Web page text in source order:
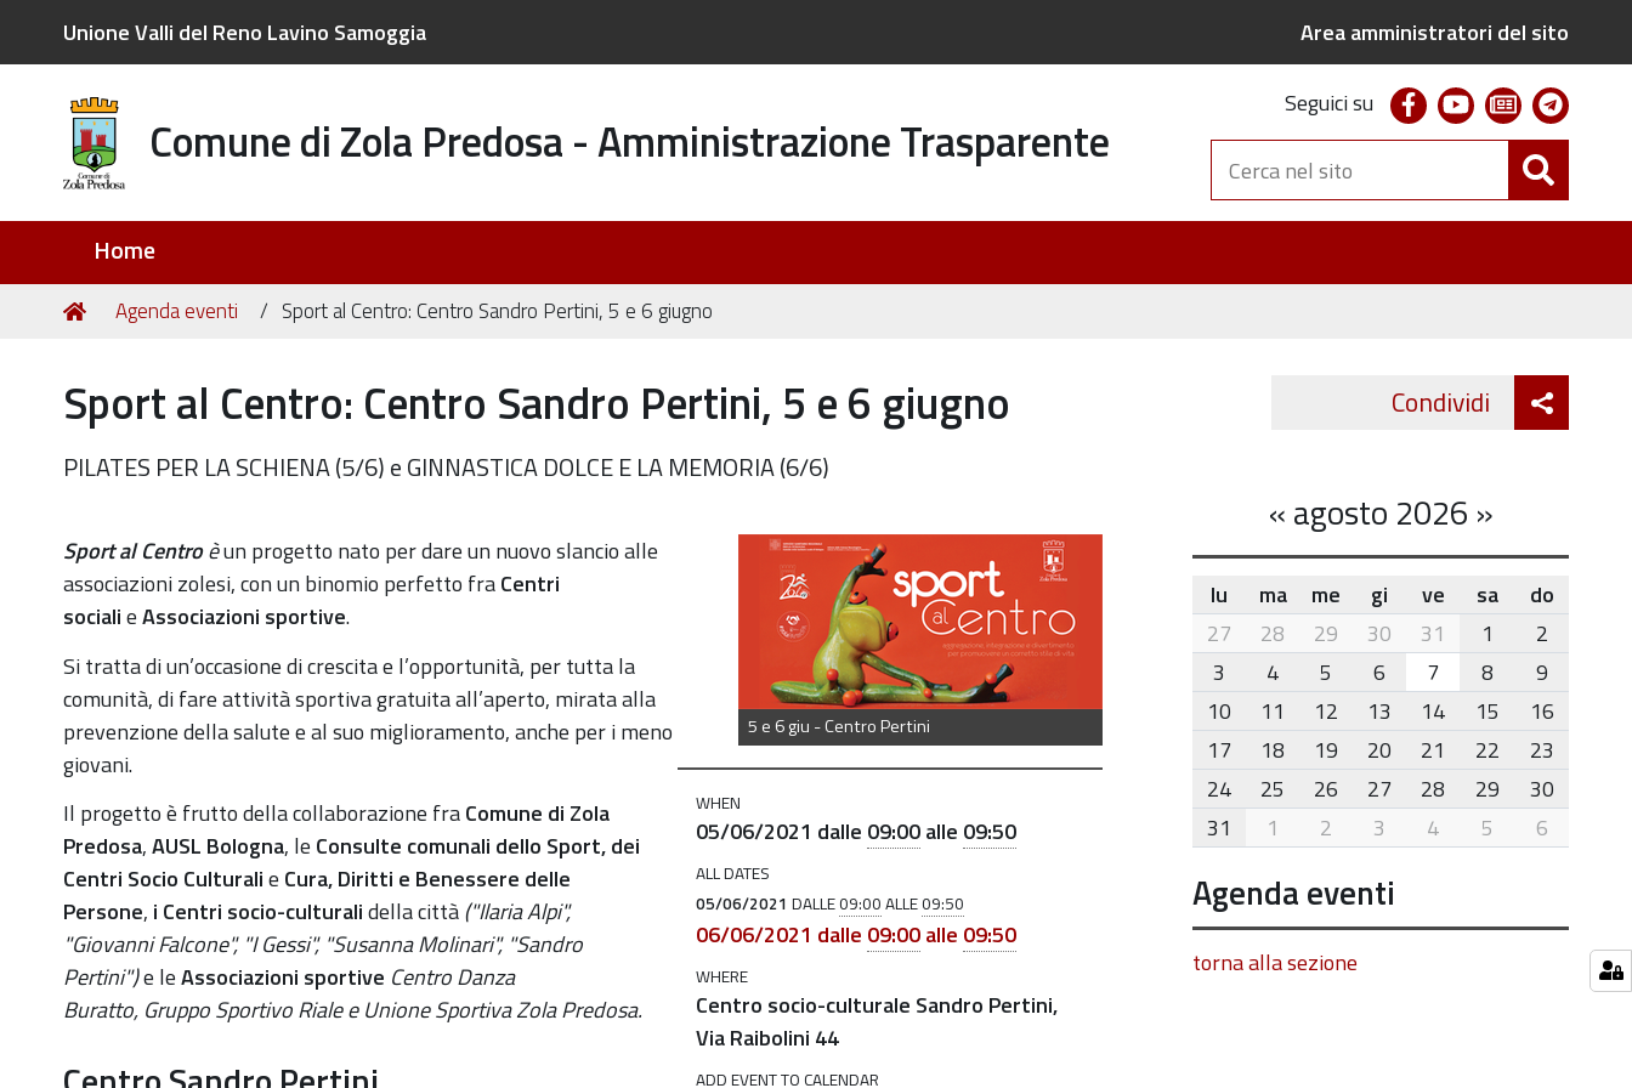
Unione Valli del Reno Lavino Samoggia Area amministratori del sito
Comune di Zola Predosa - Amministrazione Trasparente
Seguici su facebookyoutubenewsletter
Cerca
nel
sito
Home
Tu
Home
Agenda eventi Sport al Centro: Centro Sandro Pertini, 5 e 6 giugno
Sport al Centro: Centro Sandro Pertini, 5 e 6 giugno
PILATES PER LA SCHIENA (5/6) e GINNASTICA DOLCE E LA MEMORIA (6/6)
5 e 6 giu - Centro Pertini
https://old.comune.zolapredosa.bo.it/events/sport-
al-
centro-
sandro-
pertini-
5-
e-
6-
giugno
Sport
al
Centro:
Centro
Sandro
WHEN
05/06/2021 dalle 09:00alle 09:50
ALL DATES
05/06/2021 DALLE 09:00 ALLE 09:50
06/06/2021 dalle 09:00alle 09:50
WHERE
Centro socio-culturale Sandro Pertini,
Via Raibolini 44
ADD EVENT TO CALENDAR
Sport al Centroèun progetto nato per dare un nuovo slancio alle
associazioni zolesi, con un binomio perfetto fraCentri
socialieAssociazioni sportive.
Si tratta di un’occasione di crescita e l’opportunità, per tutta la
comunità, di fare attività sportiva gratuita all’aperto, mirata alla
prevenzione della salute e al suo miglioramento, anche per i meno
giovani.
Il progetto è frutto della collaborazione fraComune di Zola
Predosa,AUSL Bologna, le Consulte comunali dello Sport,dei
Centri Socio Culturalie Cura, Diritti e Benessere delle
Persone, i Centri socio-culturalidella città("Ilaria Alpi",
"Giovanni Falcone", "I Gessi", "Susanna Molinari", "Sandro
Pertini")e leAssociazioni sportive Centro Danza
Buratto, Gruppo Sportivo Riale e Unione Sportiva Zola Predosa.
Condividi Twitter
«agosto 2026 »
month-
8
lu ma me gi ve sa
do
27
28 29 30 31 1
2
3
4 5 6 7 8
9
10
11 12 13 14 15
16
17
18 19 20 21 22
23
24
25 26 27 28 29
30
31
1 2 3 4 5 6
Agenda eventi
torna alla sezione